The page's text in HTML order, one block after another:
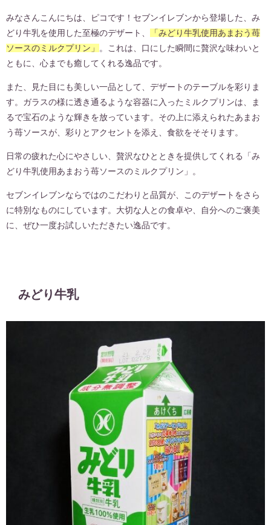
みなさんこんにちは、ピコです！セブンイレブンから登場した、み
どり牛乳を使用した至極のデザート、
「みどり牛乳使用あまおう苺
ソースのミルクプリン」
。これは、口にした瞬間に贅沢な味わいと
ともに、心までも癒してくれる逸品です。
また、見た目にも美しい一品として、デザートのテーブルを彩りま
す。ガラスの様に透き通るような容器に入ったミルクプリンは、ま
るで宝石のような輝きを放っています。その上に添えられたあまお
う苺ソースが、彩りとアクセントを添え、食欲をそそります。
日常の疲れた心にやさしい、贅沢なひとときを提供してくれる「み
どり牛乳使用あまおう苺ソースのミルクプリン」。
セブンイレブンならではのこだわりと品質が、このデザートをさら
に特別なものにしています。大切な人との食卓や、自分へのご褒美
に、ぜひ一度お試しいただきたい逸品です。
みどり牛乳